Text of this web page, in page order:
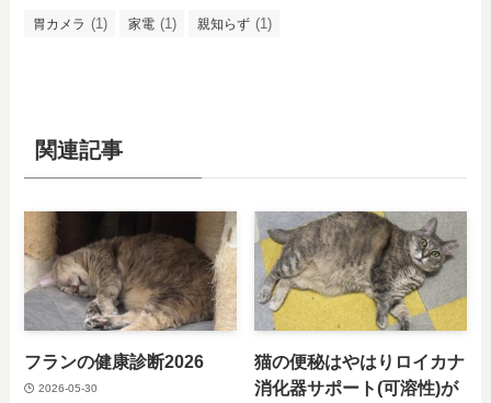
胃カメラ (1) 家電 (1) 親知らず (1)
関連記事
フランの健康診断2026
2026-05-30
猫の便秘はやはりロイカナ
消化器サポート(可溶性)が